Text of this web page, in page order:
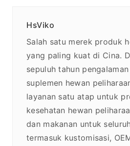
HsViko
Salah satu merek produk
yang paling kuat di Cina.
sepuluh tahun
suplemen hewan
layanan satu atap untuk
kesehatan hewan
dan makanan untuk
termasuk kustomisasi,